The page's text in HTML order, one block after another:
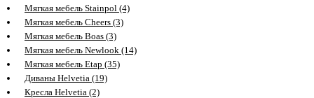
Мягкая мебель Stainpol (4)
Мягкая мебель Cheers (3)
Мягкая мебель Boas (3)
Мягкая мебель Newlook (14)
Мягкая мебель Etap (35)
Диваны Helvetia (19)
Кресла Helvetia (2)